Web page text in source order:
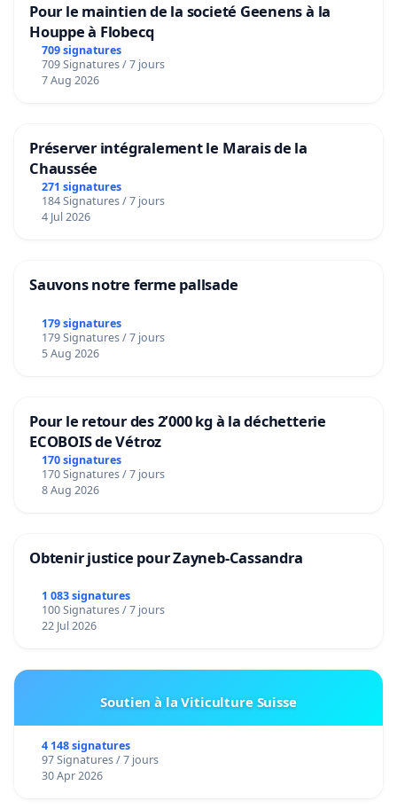
Pour le maintien de la societé Geenens à la
Houppe à Flobecq
709 signatures
709 Signatures / 7 jours
7 Aug 2026
Préserver intégralement le Marais de la
Chaussée
271 signatures
184 Signatures / 7 jours
4 Jul 2026
Sauvons notre ferme pallsade
179 signatures
179 Signatures / 7 jours
5 Aug 2026
Pour le retour des 2’000 kg à la déchetterie
ECOBOIS de Vétroz
170 signatures
170 Signatures / 7 jours
8 Aug 2026
Obtenir justice pour Zayneb-Cassandra
1 083 signatures
100 Signatures / 7 jours
22 Jul 2026
Soutien à la Viticulture Suisse
4 148 signatures
97 Signatures / 7 jours
30 Apr 2026